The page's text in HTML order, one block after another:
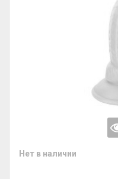
Нет в наличии